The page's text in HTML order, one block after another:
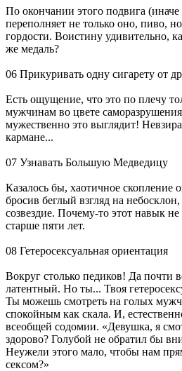
По окончании этого подвига (иначе
переполняет не только оно, пиво,
гордости. Воистину удивительно,
же медаль?
06 Прикуривать одну сигарету от
Есть ощущение, что это по плечу
мужчинам во цвете
мужественно это выглядит!
кармане...
07 Узнавать Большую Медведицу
Казалось бы, хаотичное скопление
бросив беглый взгляд на
созвездие. Почему-то этот навык
старше пяти лет.
08 Гетеросексуальная ориентация
Вокруг столько педиков! Да почти
латентный. Но ты... Твоя
Ты можешь смотреть на голых
спокойным как скала. И,
всеобщей содомии. «Девушка, я
здорово? Голубой не обратил бы
Неужели этого мало, чтобы нам
сексом?»